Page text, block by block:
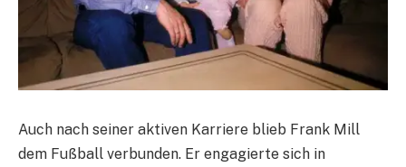
Auch nach seiner aktiven Karriere blieb Frank Mill
dem Fußball verbunden. Er engagierte sich in